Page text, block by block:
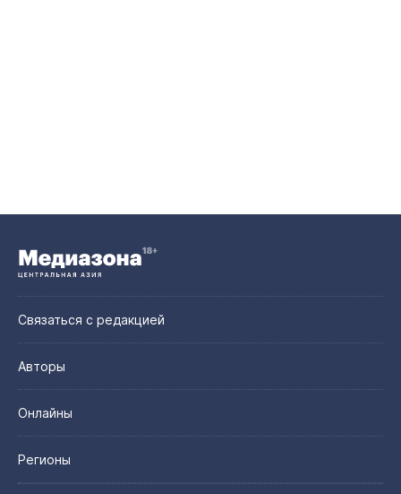
Связаться с редакцией
Авторы
Онлайны
Регионы